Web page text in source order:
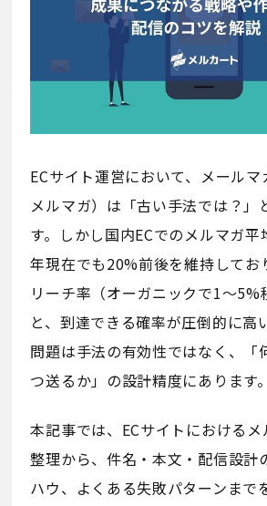
ECサイト運営において、メールマ
メルマガ）は「古い手法では？」
す。しかし国内ECでのメルマガ
年現在でも20%前後を維持してお
リーチ率（オーガニックで1〜5%
と、到達できる確率が圧倒的に高
問題は手法の有効性ではなく、「
つ送るか」の設計精度にあります。
本記事では、ECサイトにおける
整理から、件名・本文・配信設計
ハウ、よくある失敗パターンまで